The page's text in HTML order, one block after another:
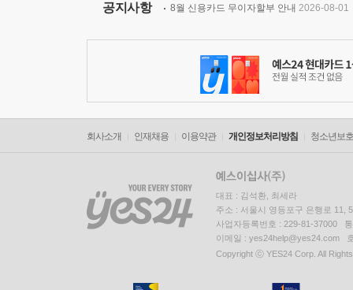
공지사항 8월 신용카드 무이자할부 안내 2026-08-01
회사소개 인재채용 이용약관 개인정보처리방침 청소년보
대표 : 김석환, 최세라
주소 : 서울시 영등포구 은행로 11,
사업자등록번호 : 229-81-37000
이메일 : yes24help@yes24.com
Copyright ⓒ YES24 Corp. All